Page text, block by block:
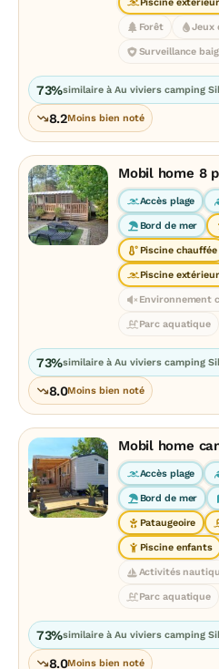
Forêt Jeux
Surveillance
73%similaire à Au viviers camping
8.2Moins bien noté
Mobil home 8
Accès plage
Bord de mer
Piscine chauffée
Piscine
Environnement
Parc aquatique
73%similaire à Au viviers camping
8.0Moins bien noté
Mobil home
Accès plage
Bord de mer
Pataugeoire
Piscine enfants
Activités
Parc aquatique
73%similaire à Au viviers camping
8.0Moins bien noté